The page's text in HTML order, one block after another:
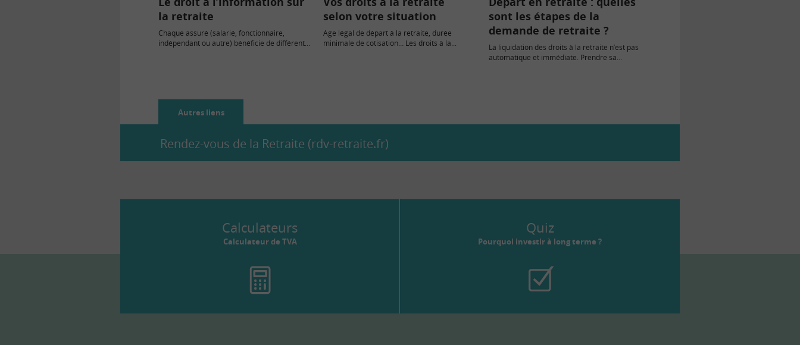
la retraite
Chaque assuré (salarié, fonctionnaire,
indépendant ou autre) bénéficie de différents
selon votre situation
Age légal de départ à la retraite, durée
minimale de cotisation… Les droits à la...
sont les étapes de la
demande de retraite ?
La liquidation des droits à la retraite n’est pas
automatique et immédiate. Prendre sa
Autres liens
Rendez-vous de la Retraite (rdv-retraite.fr)
Calculateurs
Calculateur de TVA
Quiz
Pourquoi investir à long terme ?